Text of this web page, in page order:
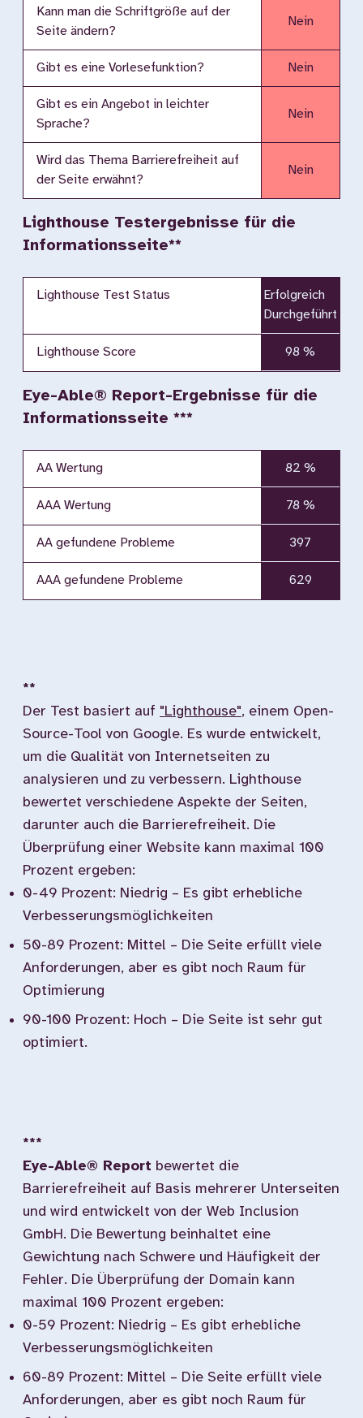
Kann man die Schriftgröße auf der
Seite ändern?
Nein
Gibt es eine Vorlesefunktion? Nein
Gibt es ein Angebot in leichter
Sprache?
Nein
Wird das Thema Barrierefreiheit auf
der Seite erwähnt?
Nein
Lighthouse Testergebnisse für die
Informationsseite**
Lighthouse Test Status
Erfolgreich
Durchgeführt
Lighthouse Score 98 %
Eye-Able® Report-Ergebnisse für die
Informationsseite ***
AA Wertung 82 %
AAA Wertung 78 %
AA gefundene Probleme 397
AAA gefundene Probleme 629
**
Der Test basiert auf "Lighthouse", einem Open-
Source-Tool von Google. Es wurde entwickelt,
um die Qualität von Internetseiten zu
analysieren und zu verbessern. Lighthouse
bewertet verschiedene Aspekte der Seiten,
darunter auch die Barrierefreiheit. Die
Überprüfung einer Website kann maximal 100
Prozent ergeben:
0-49 Prozent: Niedrig – Es gibt erhebliche
Verbesserungsmöglichkeiten
50-89 Prozent: Mittel – Die Seite erfüllt viele
Anforderungen, aber es gibt noch Raum für
Optimierung
90-100 Prozent: Hoch – Die Seite ist sehr gut
optimiert.
***
Eye-Able® Report bewertet die
Barrierefreiheit auf Basis mehrerer Unterseiten
und wird entwickelt von der Web Inclusion
GmbH. Die Bewertung beinhaltet eine
Gewichtung nach Schwere und Häufigkeit der
Fehler. Die Überprüfung der Domain kann
maximal 100 Prozent ergeben:
0-59 Prozent: Niedrig – Es gibt erhebliche
Verbesserungsmöglichkeiten
60-89 Prozent: Mittel – Die Seite erfüllt viele
Anforderungen, aber es gibt noch Raum für